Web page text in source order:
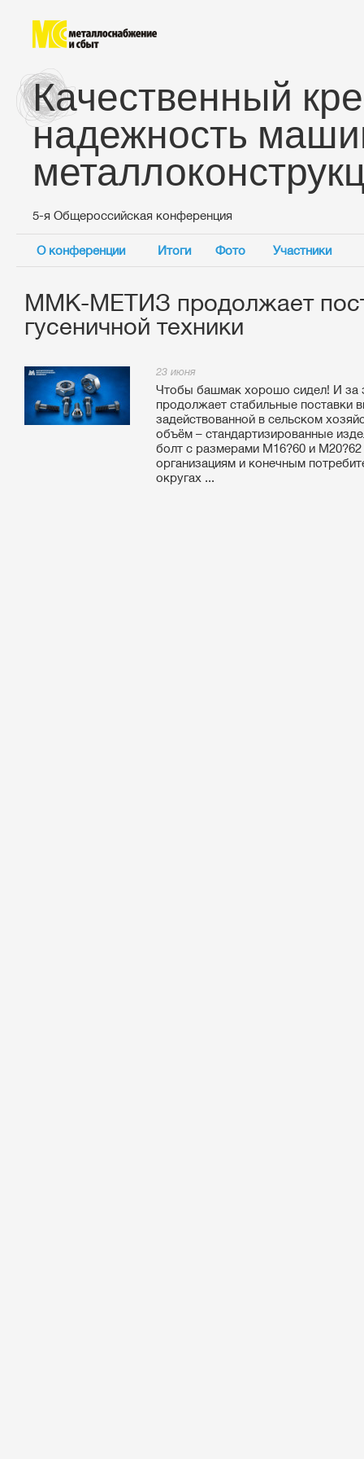
Качественный
надежность
5-я Общероссийская конференция
О конференции Итоги Фото Участники
ММК-МЕТИЗ продолжает
гусеничной техники
23 июня
Чтобы башмак хорошо сидел! И
продолжает стабильные поставки
задействованной в сельском
объём – стандартизированные
болт с размерами М16?60 и
организациям и конечным
округах ...